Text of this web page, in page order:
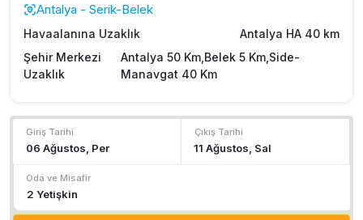
Antalya - Serik-Belek
Havaalanına Uzaklık
Antalya HA 40 km
Şehir Merkezi
Uzaklık
Antalya 50 Km,Belek 5 Km,Side-
Manavgat 40 Km
Giriş Tarihi Çıkış Tarihi
Oda ve Misafir